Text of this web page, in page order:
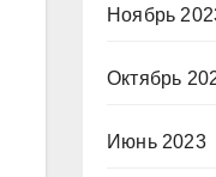
Ноябрь
Октябрь
Июнь 2023